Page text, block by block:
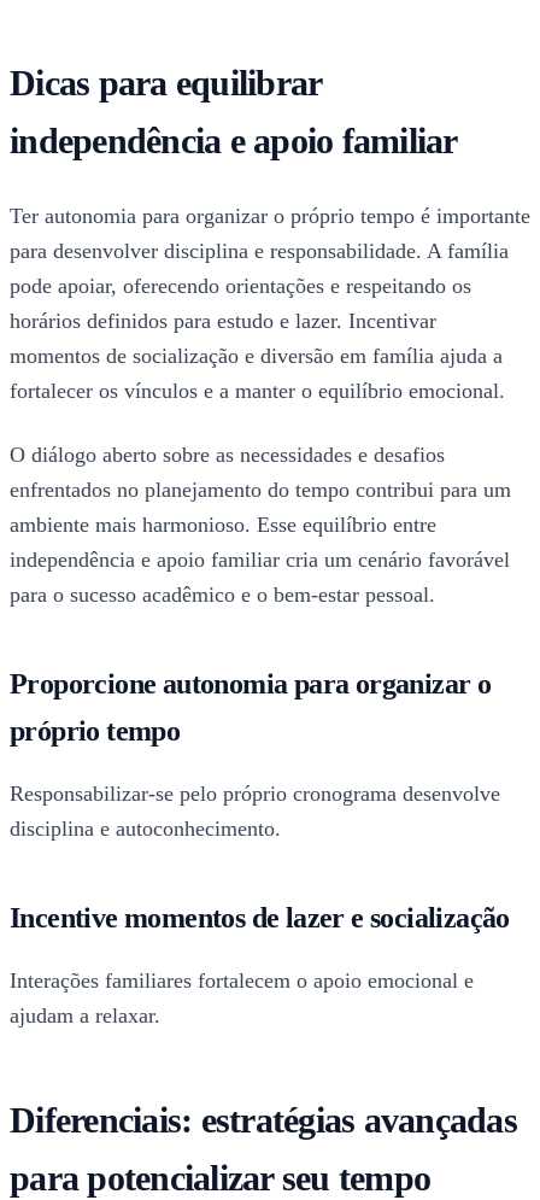
Dicas para equilibrar
independência e apoio familiar
Ter autonomia para organizar o próprio tempo é importante
para desenvolver disciplina e responsabilidade. A família
pode apoiar, oferecendo orientações e respeitando os
horários definidos para estudo e lazer. Incentivar
momentos de socialização e diversão em família ajuda a
fortalecer os vínculos e a manter o equilíbrio emocional.
O diálogo aberto sobre as necessidades e desafios
enfrentados no planejamento do tempo contribui para um
ambiente mais harmonioso. Esse equilíbrio entre
independência e apoio familiar cria um cenário favorável
para o sucesso acadêmico e o bem-estar pessoal.
Proporcione autonomia para organizar o
próprio tempo
Responsabilizar-se pelo próprio cronograma desenvolve
disciplina e autoconhecimento.
Incentive momentos de lazer e socialização
Interações familiares fortalecem o apoio emocional e
ajudam a relaxar.
Diferenciais: estratégias avançadas
para potencializar seu tempo